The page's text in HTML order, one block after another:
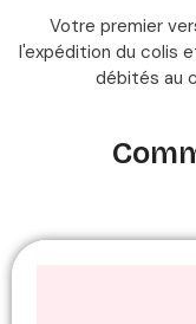
Votre premier
l'expédition du colis
débités au